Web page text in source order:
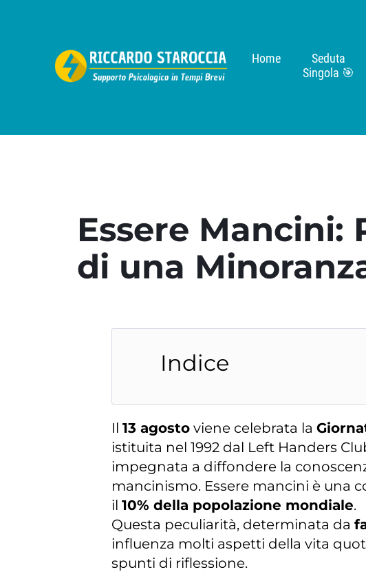
Home
Seduta
Singola 🎯
Essere Mancini:
di una
Indice
Il 13 agostoviene celebrata la
istituita nel 1992 dal Left Handers
impegnata a diffondere la
mancinismo. Essere mancini è una
il 10% della popolazione mondiale.
Questa peculiarità, determinata da
influenza molti aspetti della vita
spunti di riflessione.